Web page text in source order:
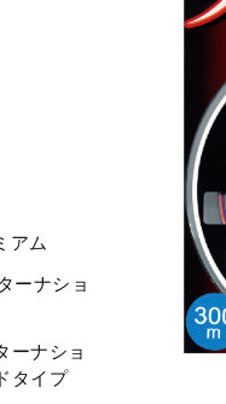
アム
ーナショ
ーナショ
タイプ